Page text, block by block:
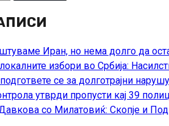
Иран, но нема долго да
избори во Србија:
се за долготрајни
утврди пропусти кај 39
со Милатовиќ: Скопје и